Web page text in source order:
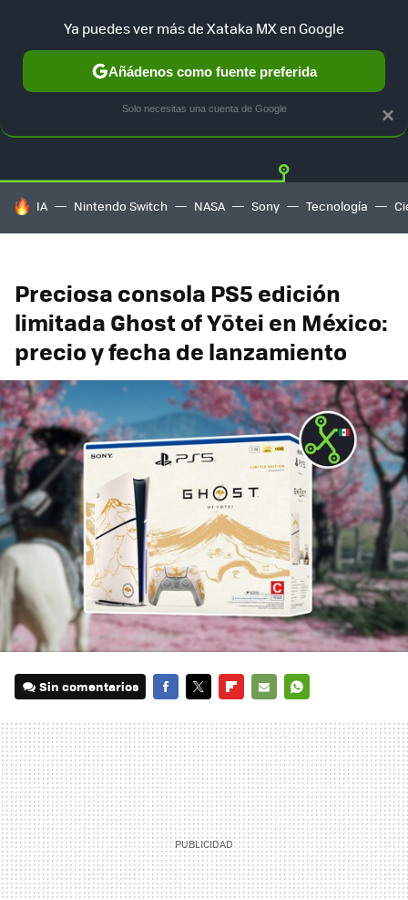
GUÍA DE COMPRAS MERCADO LIBRE
HOY SE HABLA DE
IA Nintendo Switch NASA Sony Tecnología
Preciosa consola PS5 edición
limitada Ghost of Yōtei en México:
precio y fecha de lanzamiento
Sin comentarios
MAIL
×
Ya puedes ver más de Xataka MX en Google
Añádenos como fuente preferida
Solo necesitas una cuenta de Google